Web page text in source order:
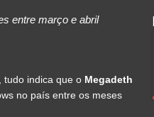
entre março e abril
tudo indica que o Megadeth
no país entre os meses